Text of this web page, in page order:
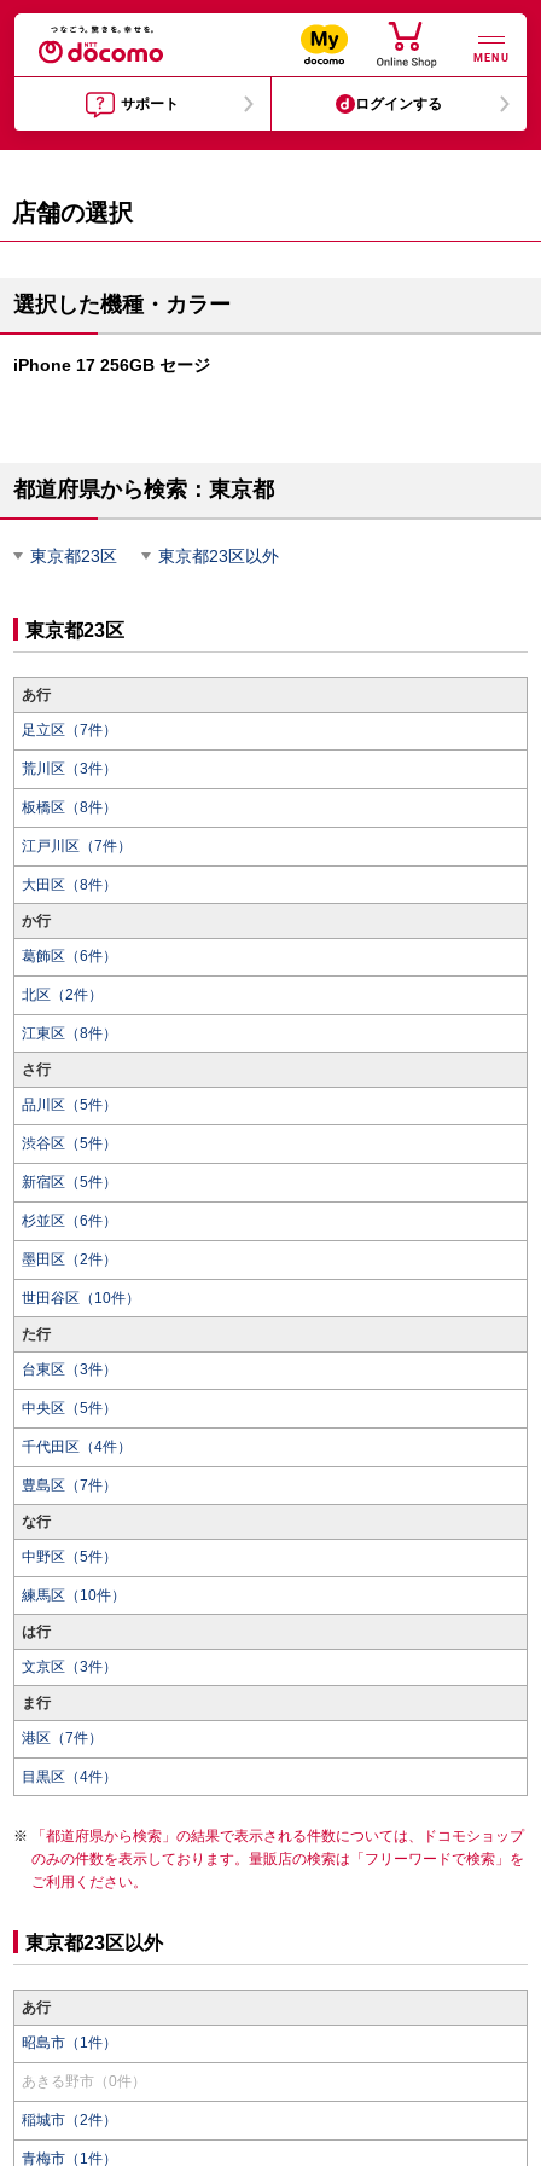
MENU
サポート ログインする
店舗の選択
選択した機種・カラー
iPhone 17 256GB セージ
都道府県から検索：東京都
東京都23区 東京都23区以外
東京都23区
あ行
足立区（7件）
荒川区（3件）
板橋区（8件）
江戸川区（7件）
大田区（8件）
か行
葛飾区（6件）
北区（2件）
江東区（8件）
さ行
品川区（5件）
渋谷区（5件）
新宿区（5件）
杉並区（6件）
墨田区（2件）
世田谷区（10件）
た行
台東区（3件）
中央区（5件）
千代田区（4件）
豊島区（7件）
な行
中野区（5件）
練馬区（10件）
は行
文京区（3件）
ま行
港区（7件）
目黒区（4件）
「都道府県から検索」の結果で表示される件数については、ドコモショップ
のみの件数を表示しております。量販店の検索は「フリーワードで検索」を
ご利用ください。
東京都23区以外
あ行
昭島市（1件）
あきる野市（0件）
稲城市（2件）
青梅市（1件）